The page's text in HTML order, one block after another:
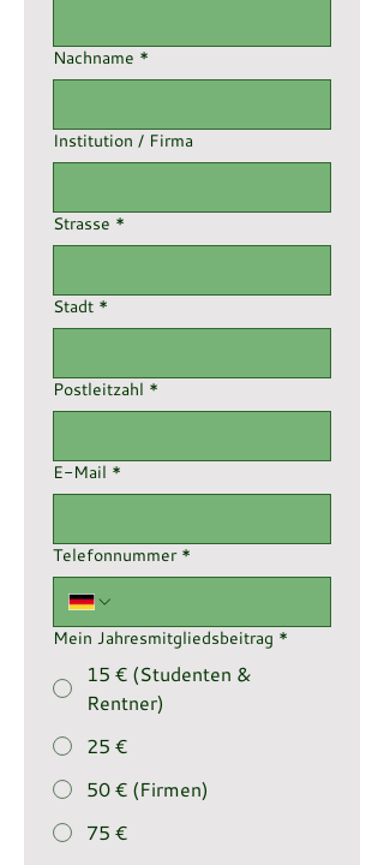
Nachname *
Institution / Firma
Strasse *
Stadt *
Postleitzahl *
E-Mail *
Telefonnummer *
Mein Jahresmitgliedsbeitrag *
15 € (Studenten &
Rentner)
25 €
50 € (Firmen)
75 €